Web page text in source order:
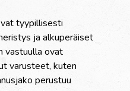
tyypillisesti
ja alkuperäiset
vastuulla ovat
varusteet, kuten
perustuu